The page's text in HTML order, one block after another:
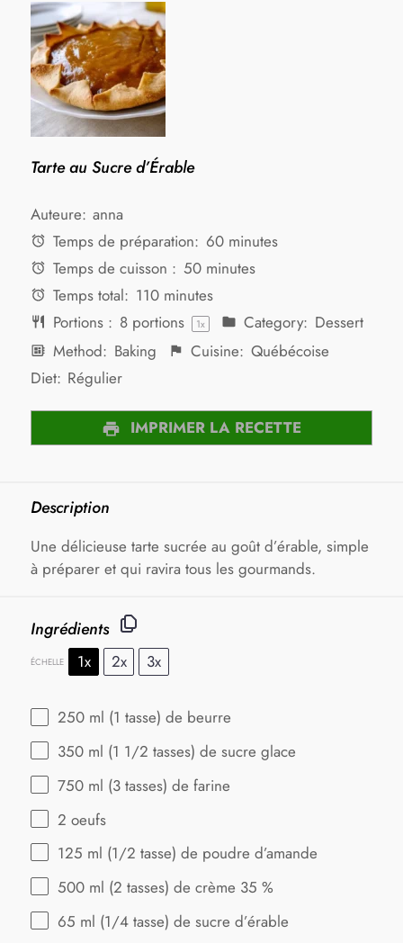
Tarte au Sucre d’Érable
Auteure: anna
Temps de préparation: 60 minutes
Temps de cuisson : 50 minutes
Temps total: 110 minutes
Portions : 8portions 1x Category: Dessert
Method: Baking Cuisine: Québécoise
Diet: Régulier
IMPRIMER LA RECETTE
Description
Une délicieuse tarte sucrée au goût d’érable, simple
à préparer et qui ravira tous les gourmands.
Ingrédients
ÉCHELLE 1x 2x 3x
250 ml (1 tasse) de beurre
350 ml (1 1/2 tasses) de sucre glace
750 ml (3 tasses) de farine
2 oeufs
125 ml (1/2 tasse) de poudre d’amande
500 ml (2 tasses) de crème 35 %
65 ml (1/4 tasse) de sucre d’érable